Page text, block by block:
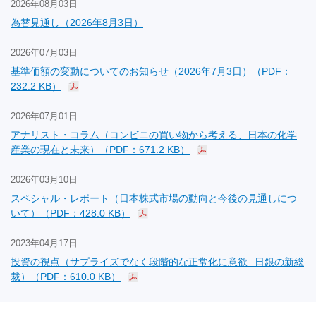
2026年08月03日
為替見通し（2026年8月3日）
2026年07月03日
基準価額の変動についてのお知らせ（2026年7月3日）（PDF：
232.2 KB）
2026年07月01日
アナリスト・コラム（コンビニの買い物から考える、日本の化学
産業の現在と未来）（PDF：671.2 KB）
2026年03月10日
スペシャル・レポート（日本株式市場の動向と今後の見通しにつ
いて）（PDF：428.0 KB）
2023年04月17日
投資の視点（サプライズでなく段階的な正常化に意欲─日銀の新総
裁）（PDF：610.0 KB）